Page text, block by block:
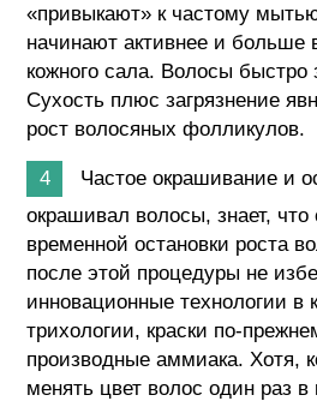
«привыкают» к частому
начинают активнее и больше
кожного сала. Волосы быстро
Сухость плюс загрязнение
рост волосяных фолликулов.
Частое окрашивание и
окрашивал волосы, знает, что
временной остановки роста
после этой процедуры не
инновационные технологии в
трихологии, краски по-
производные аммиака. Хотя,
менять цвет волос один раз в